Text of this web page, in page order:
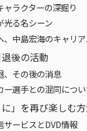
ラクターの深掘り
光る名シーン
、中島宏海のキャリ
後の活動
、その後の消息
ー選手との混同につ
に」を再び楽しむ
サービスとDVD情報